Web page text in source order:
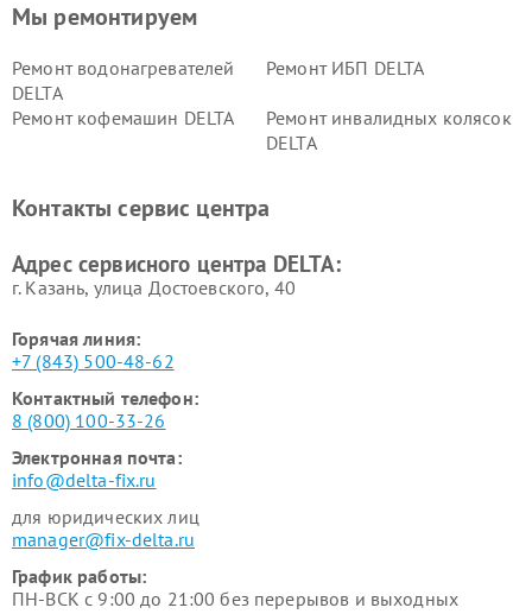
Мы ремонтируем
Ремонт водонагревателей
DELTA
Ремонт ИБП DELTA
Ремонт кофемашин DELTA
Ремонт инвалидных колясок
DELTA
Контакты сервис центра
Адрес сервисного центра DELTA:
г. Казань, улица Достоевского, 40
Горячая линия:
+7 (843) 500-48-62
Контактный телефон:
8 (800) 100-33-26
Электронная почта:
info@delta-fix.ru
для юридических лиц
manager@fix-delta.ru
График работы:
ПН-ВСК с 9:00 до 21:00 без перерывов и выходных